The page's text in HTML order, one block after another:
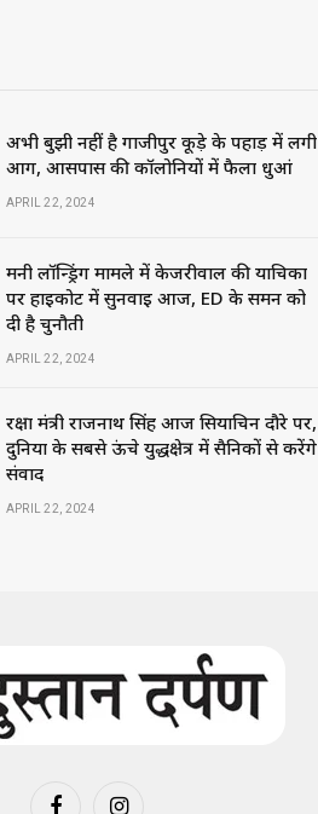
अभी बुझी नहीं है गाजीपुर कूड़े के पहाड़ में लगी
आग, आसपास की कॉलोनियों में फैला धुआं
APRIL 22, 2024
मनी लॉन्ड्रिंग मामले में केजरीवाल की याचिका
पर हाईकोर्ट में सुनवाई आज, ED के समन को
दी है चुनौती
APRIL 22, 2024
रक्षा मंत्री राजनाथ सिंह आज सियाचिन दौरे पर,
दुनिया के सबसे ऊंचे युद्धक्षेत्र में सैनिकों से करेंगे
संवाद
APRIL 22, 2024